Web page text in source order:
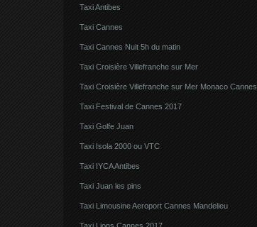
Taxi Antibes
Taxi Cannes
Taxi Cannes Nuit 5h du matin
Taxi Croisière Villefranche sur Mer
Taxi Croisière Villefranche sur Mer Monaco Cannes
Taxi Festival de Cannes 2017
Taxi Golfe Juan
Taxi Isola 2000 ou VTC
Taxi IYCA Antibes
Taxi Juan les pins
Taxi Limousine Aeroport Cannes Mandelieu